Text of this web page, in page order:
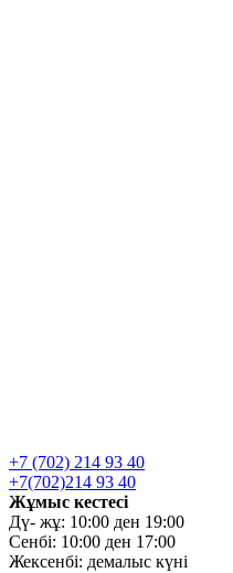
+7 (702) 214 93 40
+7(702)214 93 40
Жұмыс кестесі
Дү- жұ: 10:00 ден 19:00
Сенбі: 10:00 ден 17:00
Жексенбі: демалыс күні